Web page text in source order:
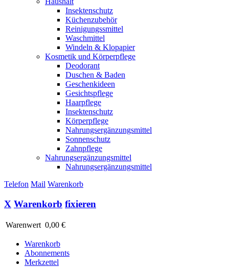
Insektenschutz
Küchenzubehör
Reinigungssmittel
Waschmittel
Windeln & Klopapier
Kosmetik und Körperpflege
Deodorant
Duschen & Baden
Geschenkideen
Gesichtspflege
Haarpflege
Insektenschutz
Körperpflege
Nahrungsergänzungsmittel
Sonnenschutz
Zahnpflege
Nahrungsergänzungsmittel
Nahrungsergänzungsmittel
Telefon Mail Warenkorb
X Warenkorb fixieren
Warenwert 0,00 €
Warenkorb
Abonnements
Merkzettel